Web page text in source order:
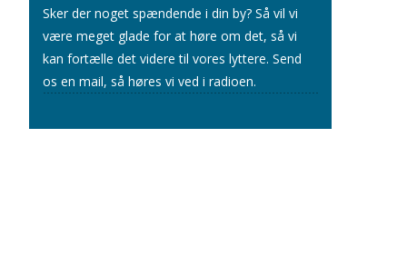
Sker der noget spændende i din by? Så vil vi
være meget glade for at høre om det, så vi
kan fortælle det videre til vores lyttere. Send
os en mail, så høres vi ved i radioen.